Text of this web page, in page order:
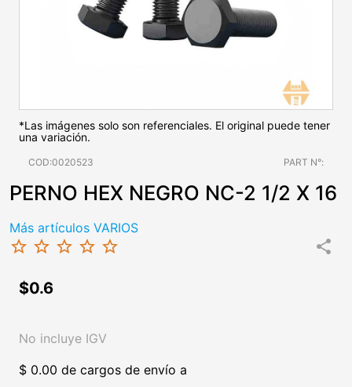
*Las imágenes solo son referenciales. El original puede tener
una variación.
COD:0020523 PART N°:
PERNO HEX NEGRO NC-2 1/2 X 16
Más artículos VARIOS
star_border star_border star_border star_border star_border share
$0.6
No incluye IGV
$ 0.00 de cargos de envío a